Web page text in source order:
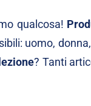
qualcosa!
uomo,
? Tanti